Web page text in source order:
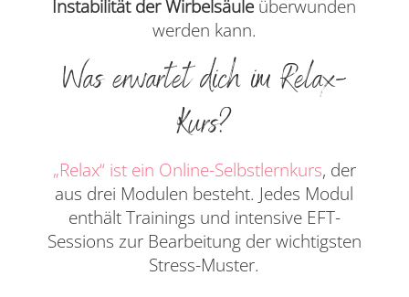
Instabilität der Wirbelsäuleüberwunden
werden kann.
Was erwartet dich im Relax-
Kurs?
„Relax“ ist ein Online-Selbstlernkurs, der
aus drei Modulen besteht. Jedes Modul
enthält Trainings und intensive EFT-
Sessions zur Bearbeitung der wichtigsten
Stress-Muster.